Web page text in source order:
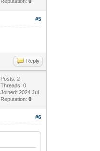
#5
Reply
Posts: 2
Threads: 0
Joined: 2024 Jul
Reputation:0
#6